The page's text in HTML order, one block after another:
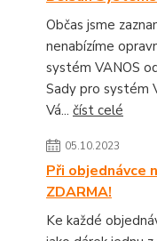
Občas jsme
nenabízíme
systém VANOS
Sady pro systém
Vá... číst celé
05.10.2023
Při objednávce
ZDARMA!
Ke každé